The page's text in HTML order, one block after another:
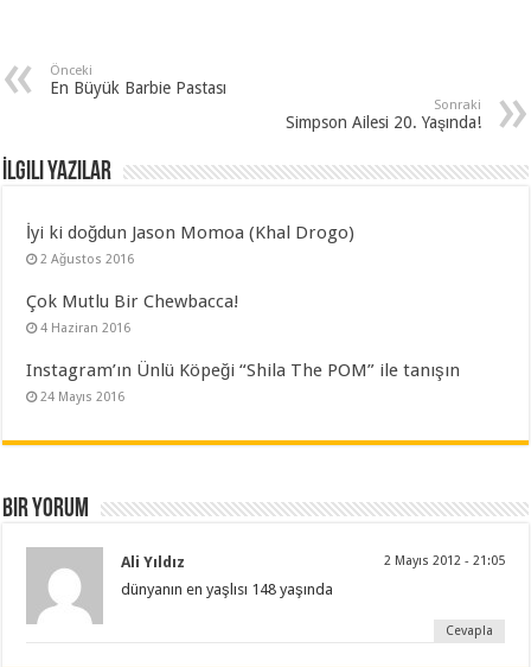
Önceki
En Büyük Barbie Pastası
Sonraki
Simpson Ailesi 20. Yaşında!
İlgili Yazılar
İyi ki doğdun Jason Momoa (Khal Drogo)
2 Ağustos 2016
Çok Mutlu Bir Chewbacca!
4 Haziran 2016
Instagram’ın Ünlü Köpeği “Shila The POM” ile tanışın
24 Mayıs 2016
Bir yorum
Ali Yıldız 2 Mayıs 2012 - 21:05
dünyanın en yaşlısı 148 yaşında
Cevapla